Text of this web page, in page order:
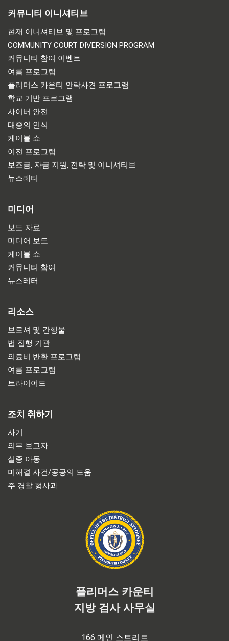
커뮤니티 이니셔티브
현재 이니셔티브 및 프로그램
COMMUNITY COURT DIVERSION PROGRAM
커뮤니티 참여 이벤트
여름 프로그램
플리머스 카운티 안락사견 프로그램
학교 기반 프로그램
사이버 안전
대중의 인식
케이블 쇼
이전 프로그램
보조금, 자금 지원, 전략 및 이니셔티브
뉴스레터
미디어
보도 자료
미디어 보도
케이블 쇼
커뮤니티 참여
뉴스레터
리소스
브로셔 및 간행물
법 집행 기관
의료비 반환 프로그램
여름 프로그램
트라이어드
조치 취하기
사기
의무 보고자
실종 아동
미해결 사건/공공의 도움
주 경찰 형사과
플리머스 카운티
지방 검사 사무실
166 메인 스트리트